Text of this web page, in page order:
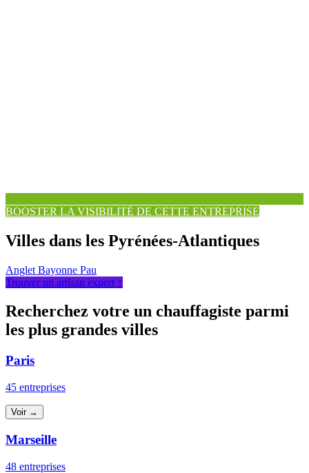
BOOSTER LA VISIBILITÉ DE CETTE ENTREPRISE
Villes dans les Pyrénées-Atlantiques
Anglet Bayonne Pau
Trouver un artisan expert ↑
Recherchez votre un chauffagiste parmi
les plus grandes villes
Paris
45 entreprises
Voir →
Marseille
48 entreprises